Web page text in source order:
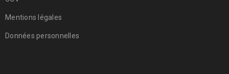
Mentions légales
Données personnelles